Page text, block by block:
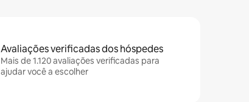
Avaliações verificadas dos hóspedes
Mais de 1.120 avaliações verificadas para
ajudar você a escolher